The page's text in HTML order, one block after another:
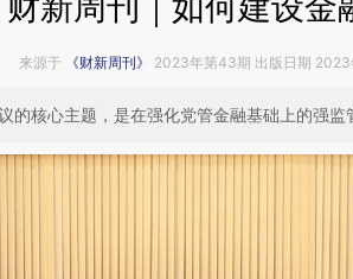
来源于 《财新周刊》 2023年第43期 出版日期 2023
的核心主题，是在强化党管金融基础上的强监